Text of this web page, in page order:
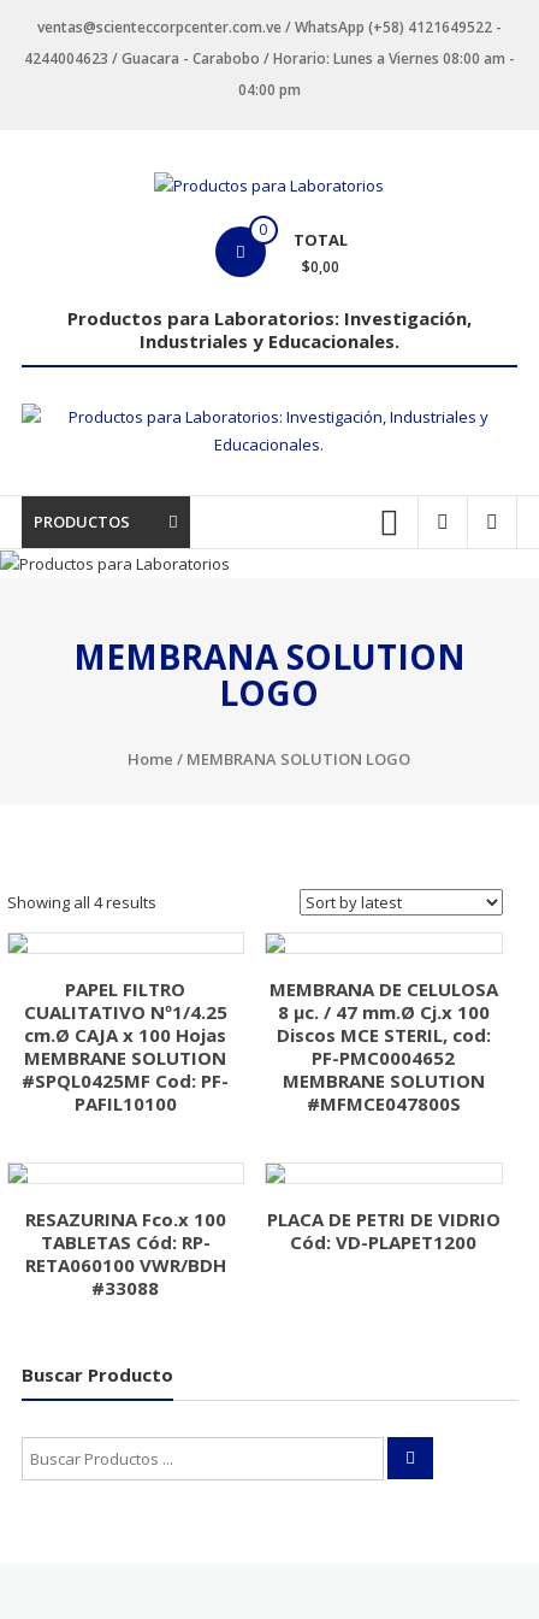
contenido
ventas@scienteccorpcenter.com.ve / WhatsApp (+58) 4121649522 -
4244004623 / Guacara - Carabobo / Horario: Lunes a Viernes 08:00 am -
04:00 pm
Laboratorios
Industriales
y
0 TOTAL
$0,00
Productos para Laboratorios: Investigación,
Industriales y Educacionales.
PRODUCTOS
MEMBRANA SOLUTION
LOGO
Home / MEMBRANA SOLUTION LOGO
Showing all 4 results
PAPEL FILTRO
CUALITATIVO Nº1/4.25
cm.Ø CAJA x 100 Hojas
MEMBRANE SOLUTION
#SPQL0425MF Cod: PF-
PAFIL10100
MEMBRANA DE CELULOSA
8 µc. / 47 mm.Ø Cj.x 100
Discos MCE STERIL, cod:
PF-PMC0004652
MEMBRANE SOLUTION
#MFMCE047800S
RESAZURINA Fco.x 100
TABLETAS Cód: RP-
RETA060100 VWR/BDH
#33088
PLACA DE PETRI DE VIDRIO
Cód: VD-PLAPET1200
Buscar Producto
Buscar: